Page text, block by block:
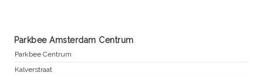
Parkbee Amsterdam Centrum
Parkbee Centrum
Kalverstraat